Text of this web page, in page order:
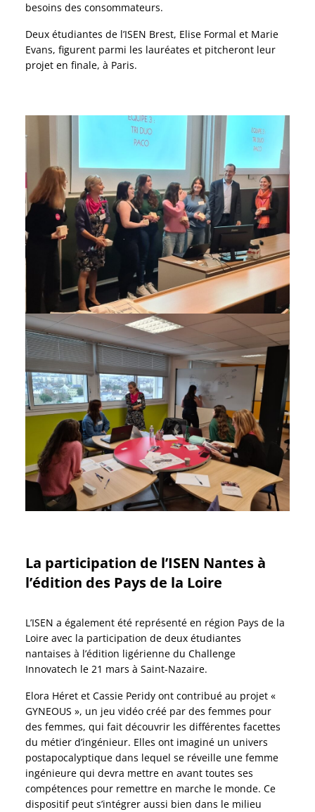
besoins des consommateurs.
Deux étudiantes de l’ISEN Brest, Elise Formal et Marie
Evans, figurent parmi les lauréates et pitcheront leur
projet en finale, à Paris.
La participation de l’ISEN Nantes à
l’édition des Pays de la Loire
L’ISEN a également été représenté en région Pays de la
Loire avec la participation de deux étudiantes
nantaises à l’édition ligérienne du Challenge
Innovatech le 21 mars à Saint-Nazaire.
Elora Héret et Cassie Peridy ont contribué au projet «
GYNEOUS », un jeu vidéo créé par des femmes pour
des femmes, qui fait découvrir les différentes facettes
du métier d’ingénieur. Elles ont imaginé un univers
postapocalyptique dans lequel se réveille une femme
ingénieure qui devra mettre en avant toutes ses
compétences pour remettre en marche le monde. Ce
dispositif peut s’intégrer aussi bien dans le milieu